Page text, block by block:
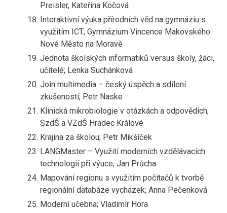
Preisler, Kateřina Kočová
Interaktivní výuka přírodních věd na gymnáziu s
využitím ICT; Gymnázium Vincence Makovského
Nové Město na Moravě
Jednota školských informatiků versus školy, žáci,
učitelé; Lenka Suchánková
Join multimedia – český úspěch a sdílení
zkušeností; Petr Naske
Klinická mikrobiologie v otázkách a odpovědích;
SzdŠ a VZdŠ Hradec Králové
Krajina za školou; Petr Mikšíček
LANGMaster – Využití moderních vzdělávacích
technologií při výuce; Jan Průcha
Mapování regionu s využitím počítačů k tvorbě
regionální databáze vycházek; Anna Pečenková
Moderní učebna; Vladimír Hora